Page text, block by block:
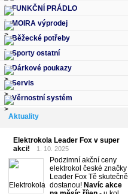
FUNKČNÍ PRÁDLO
MOIRA výprodej
Běžecké potřeby
Sporty ostatní
Dárkové poukazy
Servis
Věrnostní systém
Aktuality
Elektrokola Leader Fox v super
akci!
1. 10. 2025
Podzimní akční ceny
elektrokol české značky
Leader Fox Tě skutečně
dostanou! Navíc akce